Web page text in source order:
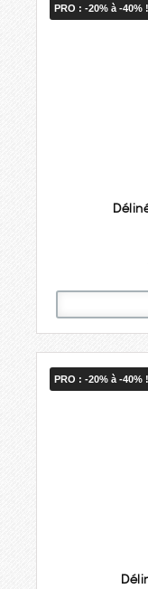
PRO : -20% à -
PRO : -20% à -